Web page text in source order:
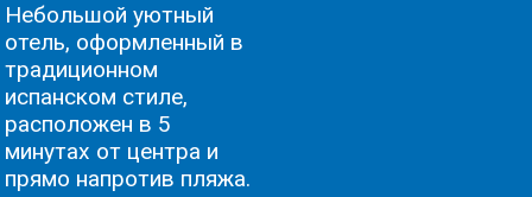
Небольшой уютный
отель, оформленный в
традиционном
испанском стиле,
расположен в 5
минутах от центра и
прямо напротив пляжа.